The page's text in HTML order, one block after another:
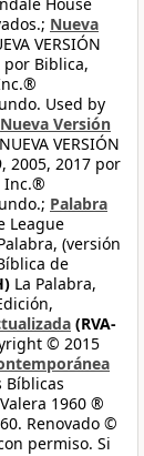
Nueva
VERSIÓN
por Biblica,
Used by
Nueva Versión
VERSIÓN
2005, 2017 por
Inc.®
Palabra
League
(versión
de
La Palabra,
(RVA-
© 2015
Bíblicas
1960 ®
Renovado ©
permiso. Si